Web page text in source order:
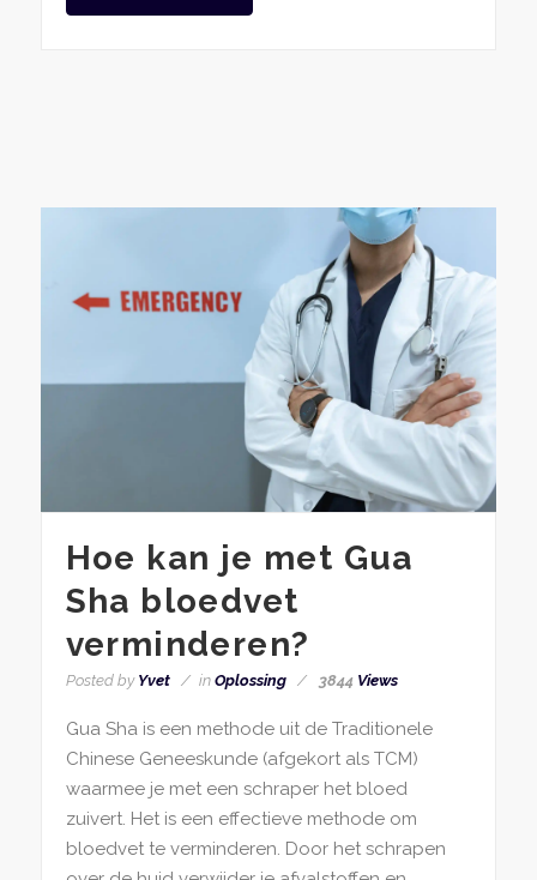
Hoe kan je met Gua
Sha bloedvet
verminderen?
Posted by Yvet in Oplossing 3844Views
Gua Sha is een methode uit de Traditionele
Chinese Geneeskunde (afgekort als TCM)
waarmee je met een schraper het bloed
zuivert. Het is een effectieve methode om
bloedvet te verminderen. Door het schrapen